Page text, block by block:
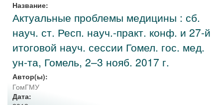
Название:
Актуальные проблемы медицины : сб.
науч. ст. Респ. науч.-практ. конф. и 27-й
итоговой науч. сессии Гомел. гос. мед.
ун-та, Гомель, 2–3 нояб. 2017 г.
Автор(ы):
ГомГМУ
Дата: